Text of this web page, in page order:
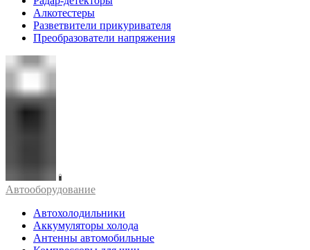
Алкотестеры
Разветвители прикуривателя
Преобразователи напряжения
Автооборудование
Автохолодильники
Аккумуляторы холода
Антенны автомобильные